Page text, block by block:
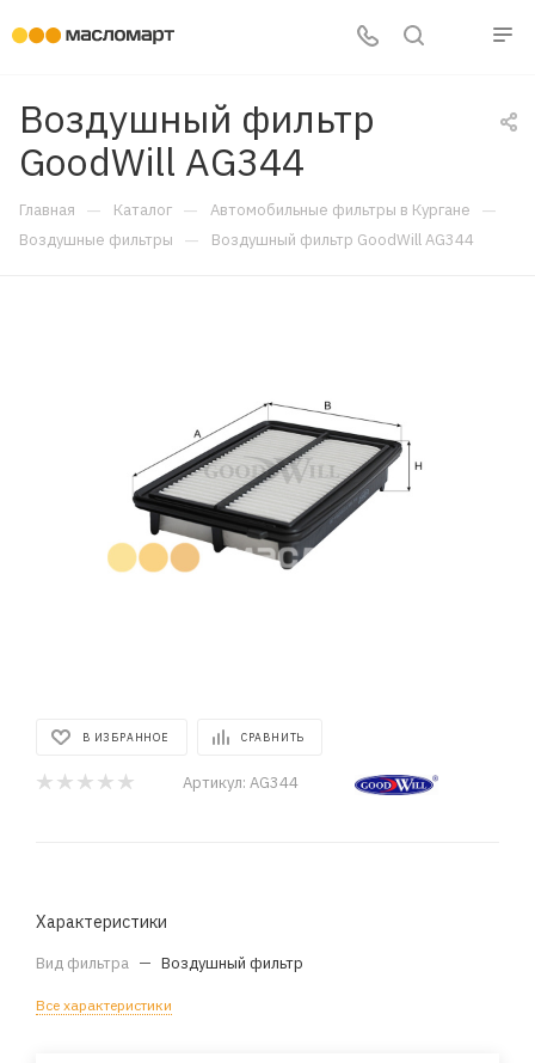
Воздушный фильтр
GoodWill AG344
Главная — Каталог — Автомобильные фильтры в Кургане —
Воздушные фильтры — Воздушный фильтр GoodWill AG344
В ИЗБРАННОЕ СРАВНИТЬ
Артикул: AG344
Характеристики
Вид фильтра — Воздушный фильтр
Все характеристики